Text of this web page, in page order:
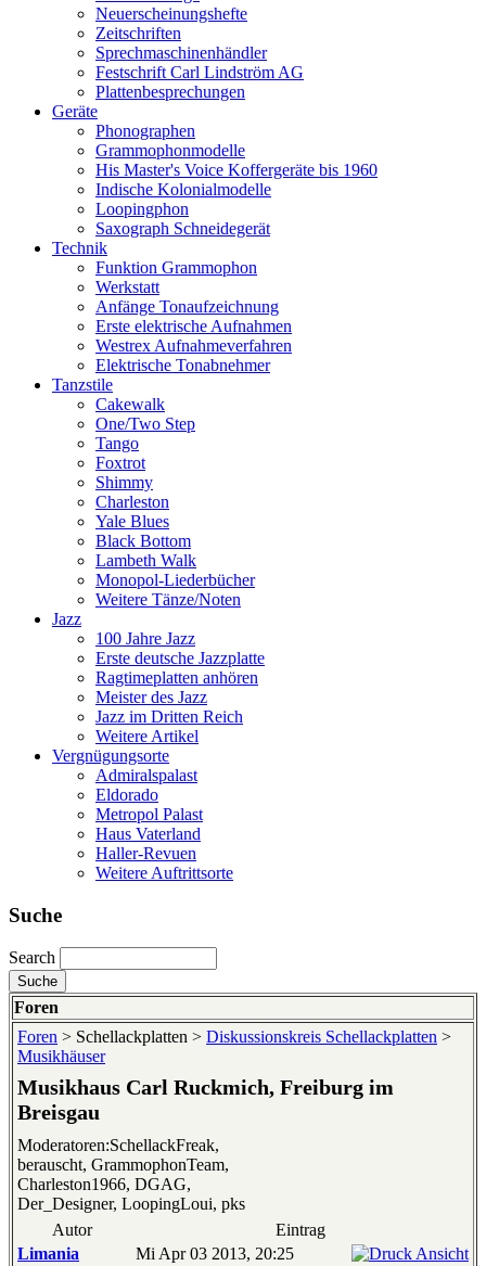
Neuerscheinungshefte
Zeitschriften
Sprechmaschinenhändler
Festschrift Carl Lindström AG
Plattenbesprechungen
Geräte
Phonographen
Grammophonmodelle
His Master's Voice Koffergeräte bis 1960
Indische Kolonialmodelle
Loopingphon
Saxograph Schneidegerät
Technik
Funktion Grammophon
Werkstatt
Anfänge Tonaufzeichnung
Erste elektrische Aufnahmen
Westrex Aufnahmeverfahren
Elektrische Tonabnehmer
Tanzstile
Cakewalk
One/Two Step
Tango
Foxtrot
Shimmy
Charleston
Yale Blues
Black Bottom
Lambeth Walk
Monopol-Liederbücher
Weitere Tänze/Noten
Jazz
100 Jahre Jazz
Erste deutsche Jazzplatte
Ragtimeplatten anhören
Meister des Jazz
Jazz im Dritten Reich
Weitere Artikel
Vergnügungsorte
Admiralspalast
Eldorado
Metropol Palast
Haus Vaterland
Haller-Revuen
Weitere Auftrittsorte
Suche
Search
Foren
Foren > Schellackplatten > Diskussionskreis Schellackplatten >
Musikhäuser
Musikhaus Carl Ruckmich, Freiburg im
Breisgau
Moderatoren:SchellackFreak,
berauscht, GrammophonTeam,
Charleston1966, DGAG,
Der_Designer, LoopingLoui, pks
Autor
Eintrag
Limania
Mi Apr 03 2013, 20:25